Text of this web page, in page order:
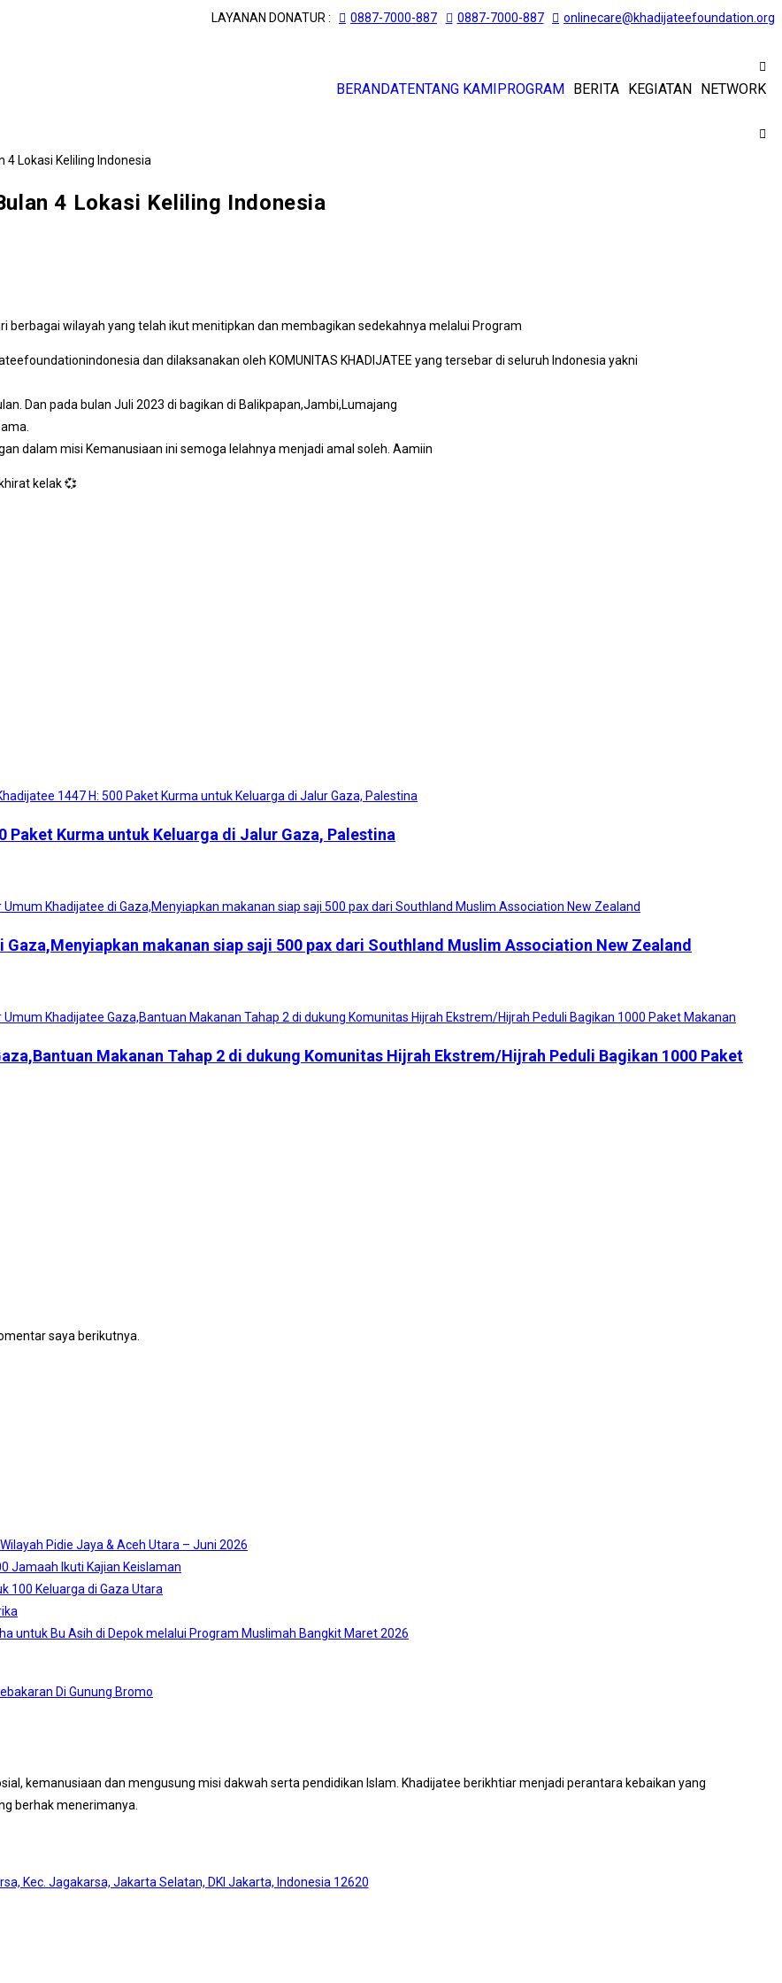
LAYANAN DONATUR : 0887-7000-887 0887-7000-887 onlinecare@khadijateefoundation.org
BERANDATENTANG KAMIPROGRAM BERITA KEGIATAN NETWORK
4 Lokasi Keliling Indonesia
wilayah yang telah ikut menitipkan dan membagikan sedekahnya melalui Program
dan dilaksanakan oleh KOMUNITAS KHADIJATEE yang tersebar di seluruh Indonesia yakni
Dan pada bulan Juli 2023 di bagikan di Balikpapan,Jambi,Lumajang
dalam misi Kemanusiaan ini semoga lelahnya menjadi amal soleh. Aamiin
kelak 💞
Paket Kurma untuk Keluarga di Jalur Gaza, Palestina
makanan siap saji 500 pax dari Southland Muslim Association New Zealand
Makanan Tahap 2 di dukung Komunitas Hijrah Ekstrem/Hijrah Peduli Bagikan 1000 Paket
saya berikutnya.
Pidie Jaya & Aceh Utara – Juni 2026
Jamaah Ikuti Kajian Keislaman
100 Keluarga di Gaza Utara
untuk Bu Asih di Depok melalui Program Muslimah Bangkit Maret 2026
Di Gunung Bromo
kemanusiaan dan mengusung misi dakwah serta pendidikan Islam. Khadijatee berikhtiar menjadi perantara kebaikan yang
berhak menerimanya.
Kec. Jagakarsa, Jakarta Selatan, DKI Jakarta, Indonesia 12620